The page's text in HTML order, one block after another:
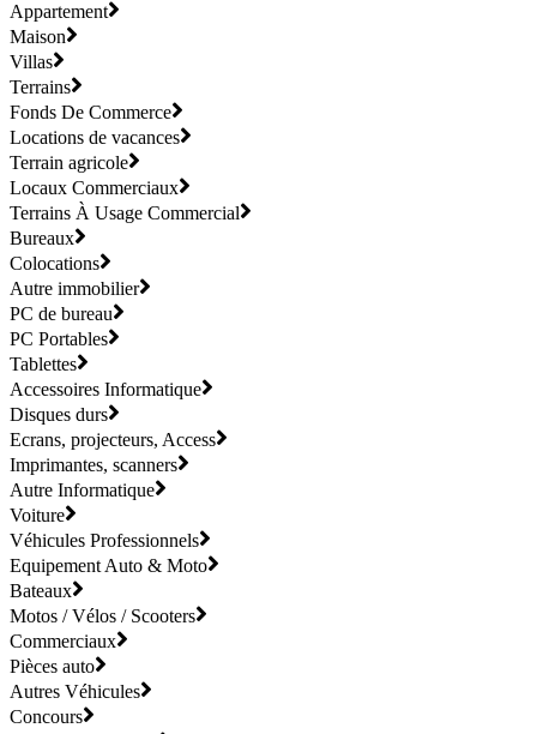
Appartement
Maison
Villas
Terrains
Fonds De Commerce
Locations de vacances
Terrain agricole
Locaux Commerciaux
Terrains À Usage Commercial
Bureaux
Colocations
Autre immobilier
PC de bureau
PC Portables
Tablettes
Accessoires Informatique
Disques durs
Ecrans, projecteurs, Access
Imprimantes, scanners
Autre Informatique
Voiture
Véhicules Professionnels
Equipement Auto & Moto
Bateaux
Motos / Vélos / Scooters
Commerciaux
Pièces auto
Autres Véhicules
Concours